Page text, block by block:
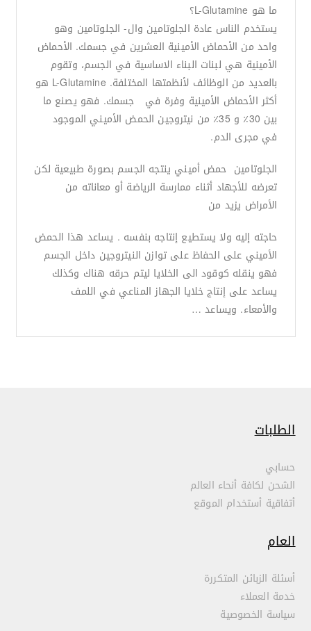
ما هو L-Glutamine؟
يستخدم الناس عادة الجلوتامين وال- الجلوتامين وهو
واحد من الأحماض الأمينية العشرين في جسمك. الأحماض
الأمينية هي لبنات البناء الاساسية في الجسم، وتقوم
بالعديد من الوظائف لأنظمتها المختلفة. L-Glutamine هو
أكثر الأحماض الأمينية وفرة في جسمك. فهو يصنع ما
بين 30٪ و 35٪ من نيتروجين الحمض الأميني الموجود
في مجرى الدم.
الجلوتامين حمض أميني ينتجه الجسم بصورة طبيعية لكن
تعرضه للأجهاد أثناء ممارسة الرياضة أو معاناته من
الأمراض يزيد من
حاجته إليه ولا يستطيع إنتاجه بنفسه . يساعد هذا الحمض
الأميني على الحفاظ على توازن النيتروجين داخل الجسم
فهو ينقله كوقود الى الخلايا ليتم حرقه هناك وكذلك
يساعد على إنتاج خلايا الجهاز المناعي في اللمف
والأمعاء. ويساعد …
الطلبات
حسابي
الشحن لكافة أنحاء العالم
أتفاقية أستخدام الموقع
العام
أسئلة الزبائن المتكررة
خدمة العملاء
سياسة الخصوصية